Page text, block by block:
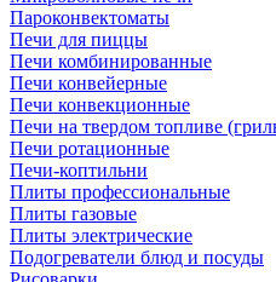
Пароконвектоматы
Печи для пиццы
Печи комбинированные
Печи конвейерные
Печи конвекционные
Печи на твердом топливе
Печи ротационные
Печи-коптильни
Плиты профессиональные
Плиты газовые
Плиты электрические
Подогреватели блюд и посуды